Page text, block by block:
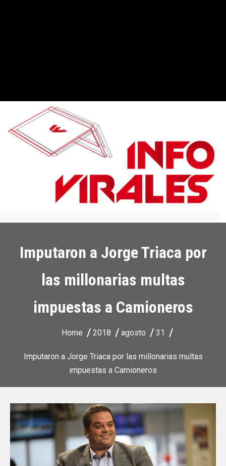
Imputaron a Jorge Triaca por
las millonarias multas
impuestas a Camioneros
Home 2018 agosto 31
Imputaron a Jorge Triaca por las millonarias multas
impuestas a Camioneros